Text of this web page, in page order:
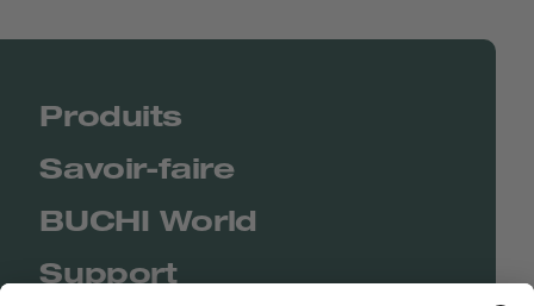
Produits
Savoir-faire
BUCHI World
Support